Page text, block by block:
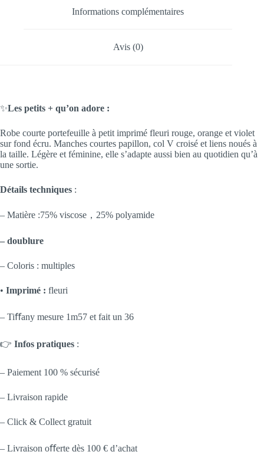
Informations complémentaires
Avis (0)
✨Les petits + qu’on adore :
Robe courte portefeuille à petit imprimé fleuri rouge, orange et violet
sur fond écru. Manches courtes papillon, col V croisé et liens noués à
la taille. Légère et féminine, elle s’adapte aussi bien au quotidien qu’à
une sortie.
Détails techniques :
– Matière :75% viscose，25% polyamide
– doublure
– Coloris : multiples
• Imprimé : fleuri
– Tiﬀany mesure 1m57 et fait un 36
👉 Infos pratiques :
– Paiement 100 % sécurisé
– Livraison rapide
– Click & Collect gratuit
– Livraison oﬀerte dès 100 € d’achat